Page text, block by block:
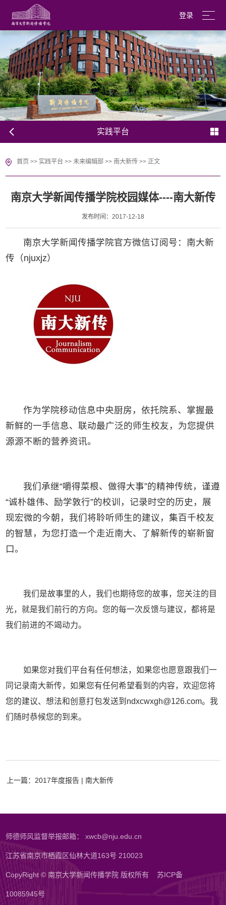
登录
English
实践平台
首页 >> 实践平台 >>未来编辑部 >>南大新传 >> 正文
南京大学新闻传播学院校园媒体----南大新传
发布时间：2017-12-18
南京大学新闻传播学院官方微信订阅号：南大新
传（njuxjz）
作为学院移动信息中央厨房，依托院系、掌握最
新鲜的一手信息、联动最广泛的师生校友，为您提供
源源不断的营养资讯。
我们承继“嚼得菜根、做得大事”的精神传统，谨遵
“诚朴雄伟、励学敦行”的校训，记录时空的历史，展
现宏微的今朝，我们将聆听师生的建议，集百千校友
的智慧，为您打造一个走近南大、了解新传的崭新窗
口。
我们是故事里的人，我们也期待您的故事，您关注的目
光，就是我们前行的方向。您的每一次反馈与建议，都将是
我们前进的不竭动力。
如果您对我们平台有任何想法，如果您也愿意跟我们一
同记录南大新传，如果您有任何希望看到的内容，欢迎您将
您的建议、想法和创意打包发送到ndxcwxgh@126.com。我
们随时恭候您的到来。
上一篇：2017年度报告 | 南大新传
师德师风监督举报邮箱： xwcb@nju.edu.cn
江苏省南京市栖霞区仙林大道163号 210023
CopyRight © 南京大学新闻传播学院 版权所有苏ICP备
10085945号